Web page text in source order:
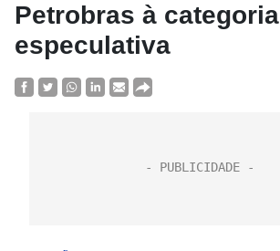
Petrobras à categoria
especulativa